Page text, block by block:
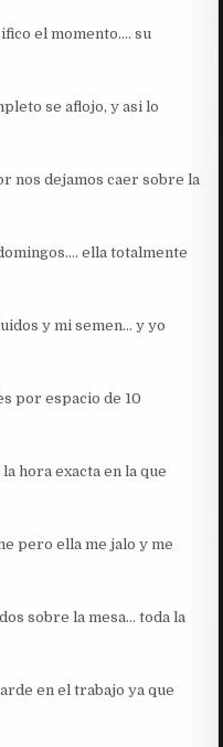
el momento…. su
se aflojo, y asi lo
nos dejamos caer sobre la
ella totalmente
y mi semen… y yo
por espacio de 10
hora exacta en la que
pero ella me jalo y me
sobre la mesa… toda la
en el trabajo ya que